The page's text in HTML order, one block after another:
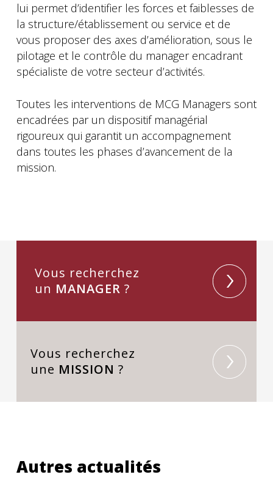
lui permet d’identifier les forces et faiblesses de
la structure/établissement ou service et de
vous proposer des axes d’amélioration, sous le
pilotage et le contrôle du manager encadrant
spécialiste de votre secteur d’activités.
Toutes les interventions de MCG Managers sont
encadrées par un dispositif managérial
rigoureux qui garantit un accompagnement
dans toutes les phases d’avancement de la
mission.
Vous recherchez
un MANAGER ?
Vous recherchez
une MISSION ?
Autres actualités